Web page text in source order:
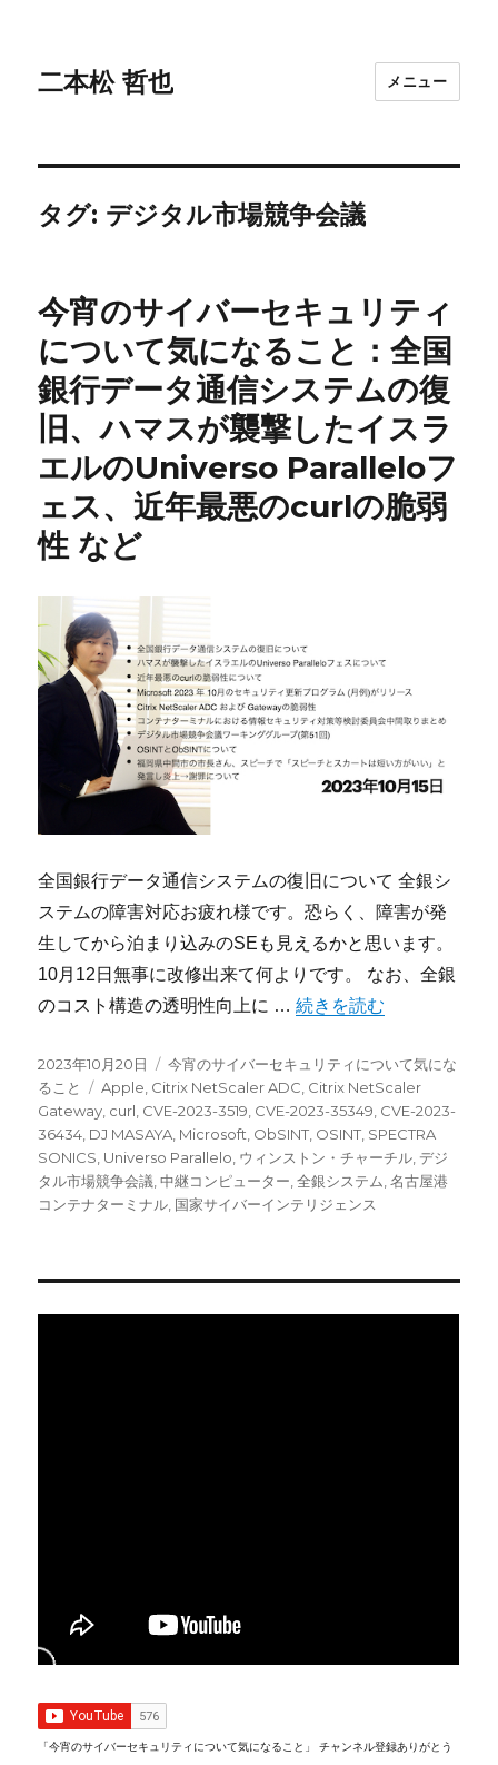
二本松 哲也 メニュー
タグ: デジタル市場競争会議
今宵のサイバーセキュリティ
について気になること：全国
銀行データ通信システムの復
旧、ハマスが襲撃したイスラ
エルのUniverso Paralleloフ
ェス、近年最悪のcurlの脆弱
性 など
全国銀行データ通信システムの復旧について 全銀シ
ステムの障害対応お疲れ様です。恐らく、障害が発
生してから泊まり込みのSEも見えるかと思います。
10月12日無事に改修出来て何よりです。 なお、全銀
のコスト構造の透明性向上に …“今宵のサイバーセキュ
続きを読む
投
稿
日:
2023年10月20日
カ
テ
ゴ
リ
ー
今宵のサイバーセキュリティについて気にな
ること
タ
グ
Apple Citrix NetScaler ADC Citrix NetScaler
Gateway curl CVE-2023-3519 CVE-2023-35349 CVE-2023-
36434 DJ MASAYA Microsoft ObSINT OSINT SPECTRA
SONICS Universo Parallelo ウィンストン・チャーチル ,デジ
タル市場競争会議 ,中継コンピューター ,全銀システム ,名古屋港
コンテナターミナル 国家サイバーインテリジェンス
「今宵のサイバーセキュリティについて気になること」 チャンネル登録ありがとう